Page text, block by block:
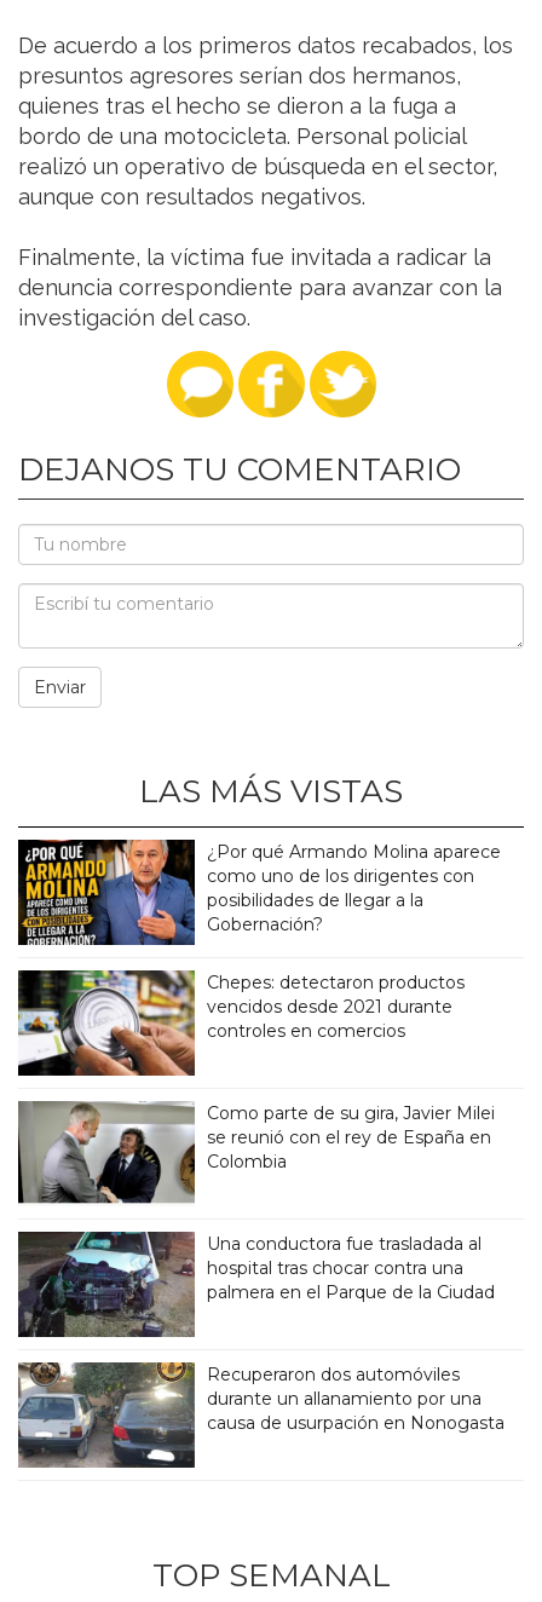
De acuerdo a los primeros datos recabados, los
presuntos agresores serían dos hermanos,
quienes tras el hecho se dieron a la fuga a
bordo de una motocicleta. Personal policial
realizó un operativo de búsqueda en el sector,
aunque con resultados negativos.
Finalmente, la víctima fue invitada a radicar la
denuncia correspondiente para avanzar con la
investigación del caso.
DEJANOS TU COMENTARIO
LAS MÁS VISTAS
¿Por qué Armando Molina aparece
como uno de los dirigentes con
posibilidades de llegar a la
Gobernación?
Chepes: detectaron productos
vencidos desde 2021 durante
controles en comercios
Como parte de su gira, Javier Milei
se reunió con el rey de España en
Colombia
Una conductora fue trasladada al
hospital tras chocar contra una
palmera en el Parque de la Ciudad
Recuperaron dos automóviles
durante un allanamiento por una
causa de usurpación en Nonogasta
TOP SEMANAL